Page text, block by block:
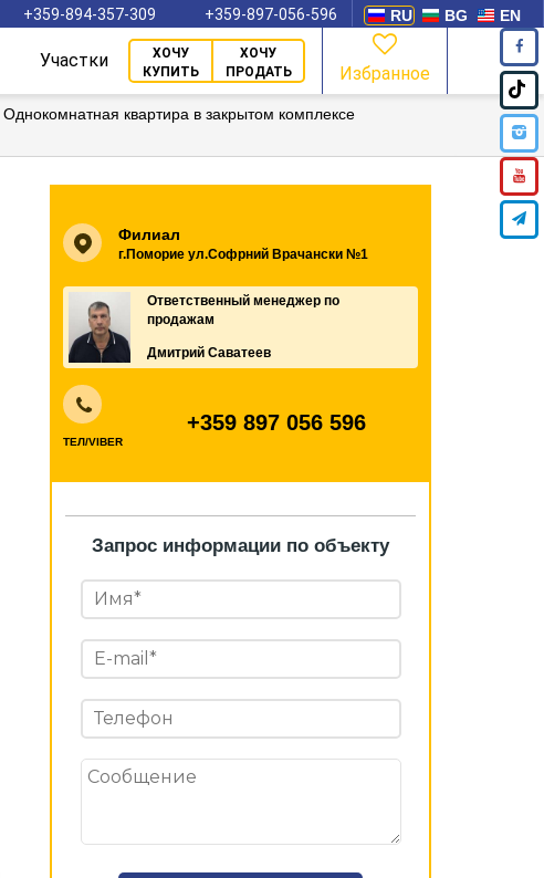
RU BG EN
+359-894-357-309 +359-897-056-596
Участки
ХОЧУ
КУПИТЬ
ХОЧУ
ПРОДАТЬ
Избранное
Однокомнатная квартира в закрытом комплексе
Филиал
г.Поморие ул.Софрний Врачански №1
Ответственный менеджер по
продажам
Дмитрий Саватеев
ТЕЛ/VIBER
+359 897 056 596
Запрос информации по объекту